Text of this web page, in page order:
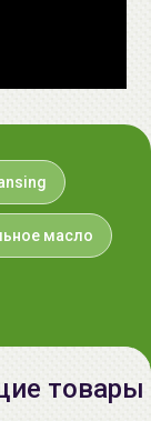
масло
товары